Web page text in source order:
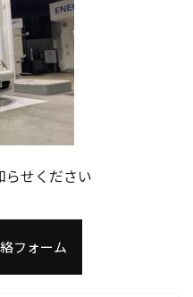
らせください
フォーム